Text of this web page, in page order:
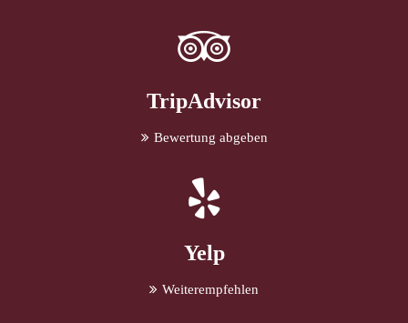
TripAdvisor
Bewertung abgeben
Yelp
Weiterempfehlen